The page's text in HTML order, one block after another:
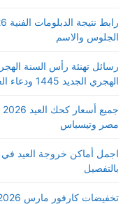
الجلوس والاسم
الهجري الجديد 1445 ودعاء العام الجديد
مصر وتيسباس
بالتفصيل